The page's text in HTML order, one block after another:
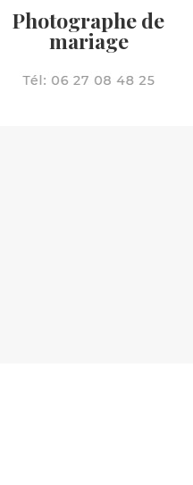
Photographe de
mariage